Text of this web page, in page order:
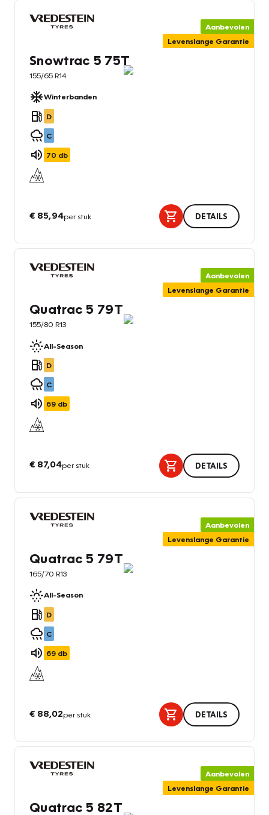
Aanbevolen
Levenslange Garantie
Snowtrac 5 75T
155/65 R14
Winterbanden
D
C
70 db
€ 85,94per stuk DETAILS
Aanbevolen
Levenslange Garantie
Quatrac 5 79T
155/80 R13
All-Season
D
C
69 db
€ 87,04per stuk DETAILS
Aanbevolen
Levenslange Garantie
Quatrac 5 79T
165/70 R13
All-Season
D
C
69 db
€ 88,02per stuk DETAILS
Aanbevolen
Levenslange Garantie
Quatrac 5 82T